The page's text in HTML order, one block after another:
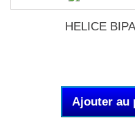
HELICE
Ajouter au